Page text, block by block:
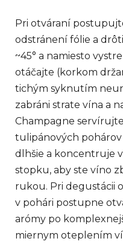
Pri otváraní
odstránení fólie a
~45° a namiesto
otáčajte (korkom
tichým syknutím
zabráni strate vína a
Champagne
tulipánových
dlhšie a koncentruje
stopku, aby ste víno
rukou. Pri degustácii
v pohári postupne
arómy po
miernym oteplením